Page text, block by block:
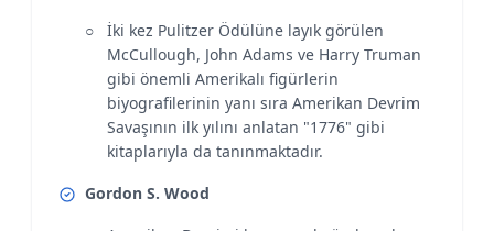
İki kez Pulitzer Ödülüne layık görülen
McCullough, John Adams ve Harry Truman
gibi önemli Amerikalı figürlerin
biyografilerinin yanı sıra Amerikan Devrim
Savaşının ilk yılını anlatan "1776" gibi
kitaplarıyla da tanınmaktadır.
Gordon S. Wood